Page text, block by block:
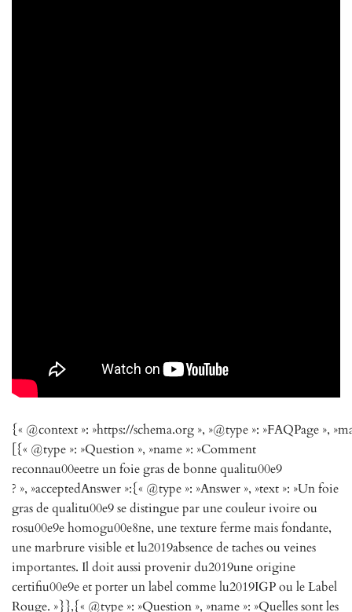
{« @context »: »https://schema.org », »@type »: »FAQPage »,
[{« @type »: »Question », »name »: »Comment
reconnau00eetre un foie gras de bonne qualitu00e9
? », »acceptedAnswer »:{« @type »: »Answer », »text »: »Un foie
gras de qualitu00e9 se distingue par une couleur ivoire ou
rosu00e9e homogu00e8ne, une texture ferme mais fondante,
une marbrure visible et lu2019absence de taches ou veines
importantes. Il doit aussi provenir du2019une origine
certifiu00e9e et porter un label comme lu2019IGP ou le Label
Rouge. »}},{« @type »: »Question », »name »: »Quelles sont les